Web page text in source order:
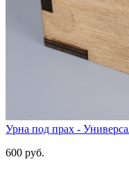
Урна под прах -
600 руб.